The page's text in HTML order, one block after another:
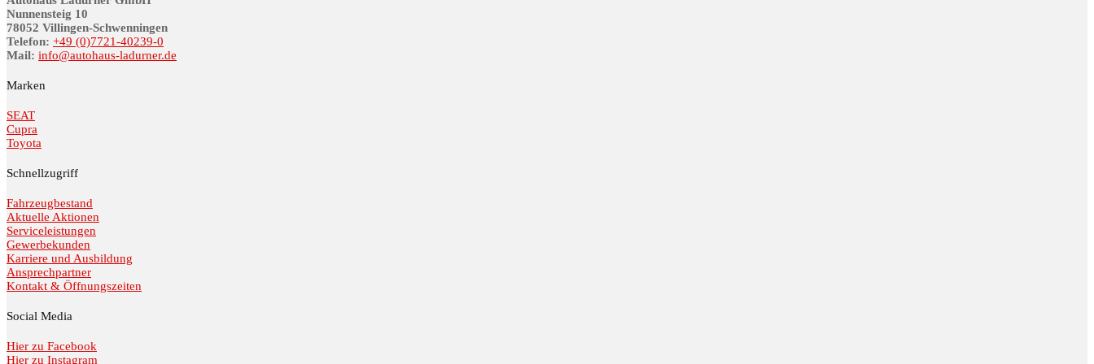
Nunnensteig 10
78052 Villingen-Schwenningen
Telefon: +49 (0)7721-40239-0
Mail: info@au­to­haus-lad­ur­ner.de
Marken
SEAT
Cupra
Toyota
Schnellzugriff
Fahrzeugbestand
Aktuelle Aktionen
Serviceleistungen
Gewerbekunden
Karriere und Ausbildung
Ansprechpartner
Kontakt & Öffnungszeiten
Social Media
Hier zu Facebook
Hier zu Instagram